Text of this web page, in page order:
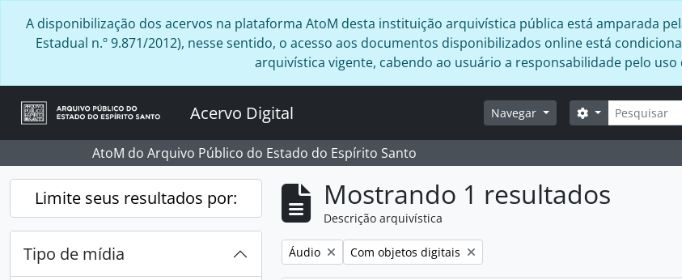
A disponibilização dos acervos na plataforma AtoM desta instituição arquivística pública está amparada
Estadual n.º 9.871/2012), nesse sentido, o acesso aos documentos disponibilizados online está
arquivística vigente, cabendo ao usuário a responsabilidade pelo uso
Acervo Digital Navegar Buscar
Opções de busca
AtoM do Arquivo Público do Estado do Espírito Santo
Limite seus resultados por:
Tipo de mídia
Mostrando 1 resultados
Descrição arquivística
Remover filtro:
Áudio Remover filtro:
Com objetos digitais